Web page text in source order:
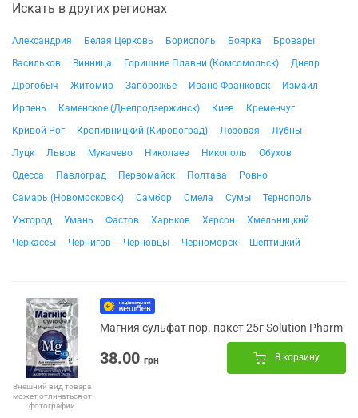
Искать в других регионах
Александрия Белая Церковь Борисполь Боярка
Бровары
Васильков
Винница Горишние Плавни (Комсомольск)
Днепр
Дрогобыч
Житомир Запорожье Ивано-Франковск
Измаил
Ирпень
Каменское (Днепродзержинск) Киев
Кременчуг
Кривой Рог
Кропивницкий (Кировоград) Лозовая
Лубны
Луцк
Львов Мукачево Николаев Никополь
Обухов
Одесса
Павлоград Первомайск Полтава
Ровно
Самарь (Новомосковск)
Самбор Смела Сумы
Тернополь
Ужгород
Умань Фастов Харьков Херсон
Хмельницкий
Черкассы
Чернигов Черновцы Черноморск Шептицкий
Внешний вид товара
может отличаться от
фотографии
Магния сульфат пор. пакет 25г Solution Pharm
38.00 грн В корзину